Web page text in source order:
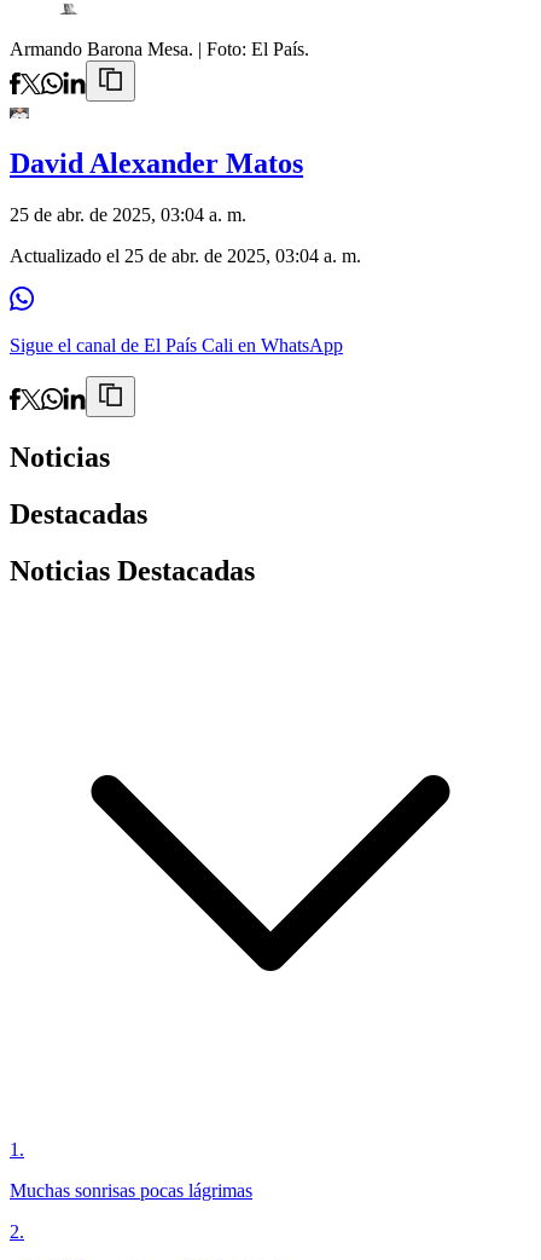
Armando Barona Mesa. | Foto: El País.
David Alexander Matos
25 de abr. de 2025, 03:04 a. m.
Actualizado el 25 de abr. de 2025, 03:04 a. m.
Sigue el canal de El País Cali en WhatsApp
Noticias
Destacadas
Noticias Destacadas
1 .
Muchas sonrisas pocas lágrimas
2.